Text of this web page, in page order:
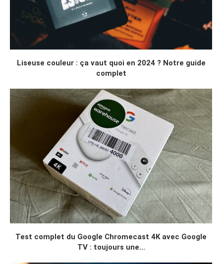
Liseuse couleur : ça vaut quoi en 2024 ? Notre guide
complet
Test complet du Google Chromecast 4K avec Google
TV : toujours une...